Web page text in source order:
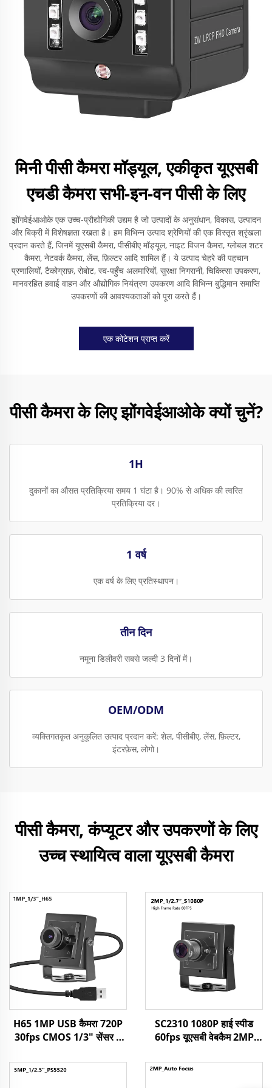
मिनी पीसी कैमरा मॉड्यूल, एकीकृत यूएसबी
एचडी कैमरा सभी-इन-वन पीसी के लिए
झोंगवेईआओके एक उच्च-प्रौद्योगिकी उद्यम है जो उत्पादों के अनुसंधान, विकास, उत्पादन
और बिक्री में विशेषज्ञता रखता है। हम विभिन्न उत्पाद श्रेणियों की एक विस्तृत श्रृंखला
प्रदान करते हैं, जिनमें यूएसबी कैमरा, पीसीबीए मॉड्यूल, नाइट विजन कैमरा, ग्लोबल शटर
कैमरा, नेटवर्क कैमरा, लेंस, फ़िल्टर आदि शामिल हैं। ये उत्पाद चेहरे की पहचान
प्रणालियों, टैकोग्राफ़, रोबोट, स्व-पहुँच अलमारियों, सुरक्षा निगरानी, चिकित्सा उपकरण,
मानवरहित हवाई वाहन और औद्योगिक नियंत्रण उपकरण आदि विभिन्न बुद्धिमान समाप्ति
उपकरणों की आवश्यकताओं को पूरा करते हैं।
एक कोटेशन प्राप्त करें
पीसी कैमरा के लिए झोंगवेईआओके क्यों चुनें?
1H
दुकानों का औसत प्रतिक्रिया समय 1 घंटा है। 90% से अधिक की त्वरित
प्रतिक्रिया दर।
1 वर्ष
एक वर्ष के लिए प्रतिस्थापन।
तीन दिन
नमूना डिलीवरी सबसे जल्दी 3 दिनों में।
OEM/ODM
व्यक्तिगतकृत अनुकूलित उत्पाद प्रदान करें: शेल, पीसीबीए, लेंस, फ़िल्टर,
इंटरफ़ेस, लोगो।
पीसी कैमरा, कंप्यूटर और उपकरणों के लिए
उच्च स्थायित्व वाला यूएसबी कैमरा
H65 1MP USB कैमरा 720P
30fps CMOS 1/3" सेंसर 1
एंड्रॉइड/लिनक्स के साथ
SC2310 1080P हाई स्पीड
60fps यूएसबी वेबकैम 2MP
एचडी कैमरा